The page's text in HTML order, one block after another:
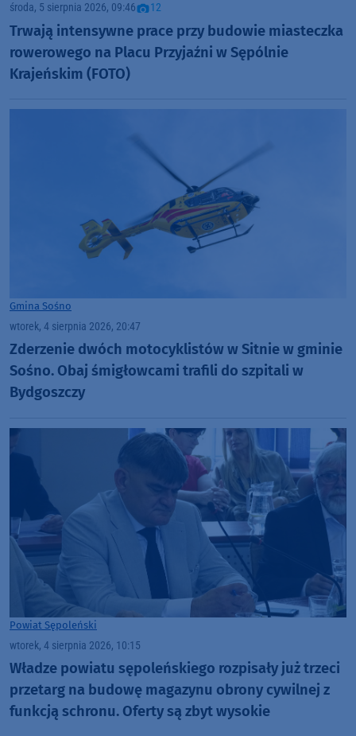
środa, 5 sierpnia 2026, 09:46 12
Trwają intensywne prace przy budowie miasteczka
rowerowego na Placu Przyjaźni w Sępólnie
Krajeńskim (FOTO)
Gmina Sośno
wtorek, 4 sierpnia 2026, 20:47
Zderzenie dwóch motocyklistów w Sitnie w gminie
Sośno. Obaj śmigłowcami trafili do szpitali w
Bydgoszczy
Powiat Sępoleński
wtorek, 4 sierpnia 2026, 10:15
Władze powiatu sępoleńskiego rozpisały już trzeci
przetarg na budowę magazynu obrony cywilnej z
funkcją schronu. Oferty są zbyt wysokie